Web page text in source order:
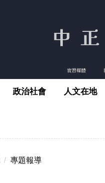
政治社會 人文在地
專題報導